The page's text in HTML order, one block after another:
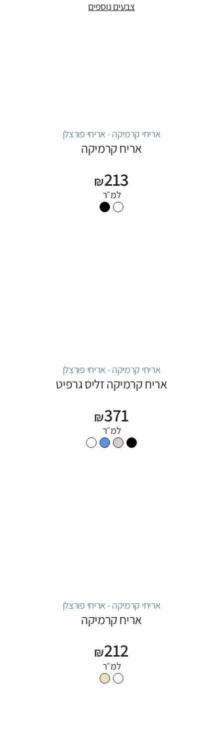
צבעים נוספים
אריחי קרמיקה - אריחי פורצלן
אריח קרמיקה
₪213
למ״ר
אריחי קרמיקה - אריחי פורצלן
אריח קרמיקה זליס גרפיט
₪371
למ״ר
אריחי קרמיקה - אריחי פורצלן
אריח קרמיקה
₪212
למ״ר